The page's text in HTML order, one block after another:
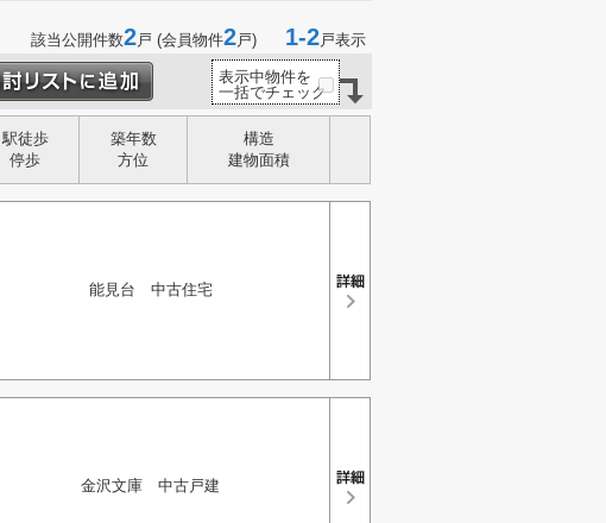
該当公開件数2戸 (会員物件2戸) 1-2戸表示
表示中物件を
一括でチェック
駅徒歩
停歩
築年数
方位
構造
建物面積
能見台 中古住宅
金沢文庫 中古戸建